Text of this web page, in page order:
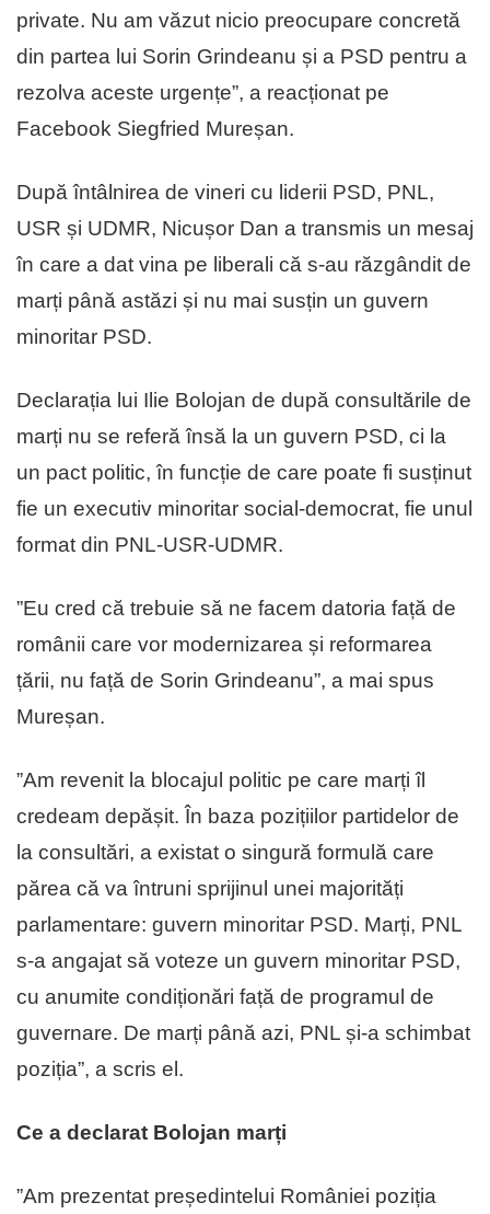
private. Nu am văzut nicio preocupare concretă
din partea lui Sorin Grindeanu și a PSD pentru a
rezolva aceste urgențe”, a reacționat pe
Facebook Siegfried Mureșan.
După întâlnirea de vineri cu liderii PSD, PNL,
USR și UDMR, Nicușor Dan a transmis un mesaj
în care a dat vina pe liberali că s-au răzgândit de
marți până astăzi și nu mai susțin un guvern
minoritar PSD.
Declarația lui Ilie Bolojan de după consultările de
marți nu se referă însă la un guvern PSD, ci la
un pact politic, în funcție de care poate fi susținut
fie un executiv minoritar social-democrat, fie unul
format din PNL-USR-UDMR.
”Eu cred că trebuie să ne facem datoria față de
românii care vor modernizarea și reformarea
țării, nu față de Sorin Grindeanu”, a mai spus
Mureșan.
”Am revenit la blocajul politic pe care marți îl
credeam depășit. În baza pozițiilor partidelor de
la consultări, a existat o singură formulă care
părea că va întruni sprijinul unei majorități
parlamentare: guvern minoritar PSD. Marți, PNL
s-a angajat să voteze un guvern minoritar PSD,
cu anumite condiționări față de programul de
guvernare. De marți până azi, PNL și-a schimbat
poziția”, a scris el.
Ce a declarat Bolojan marți
”Am prezentat președintelui României poziția